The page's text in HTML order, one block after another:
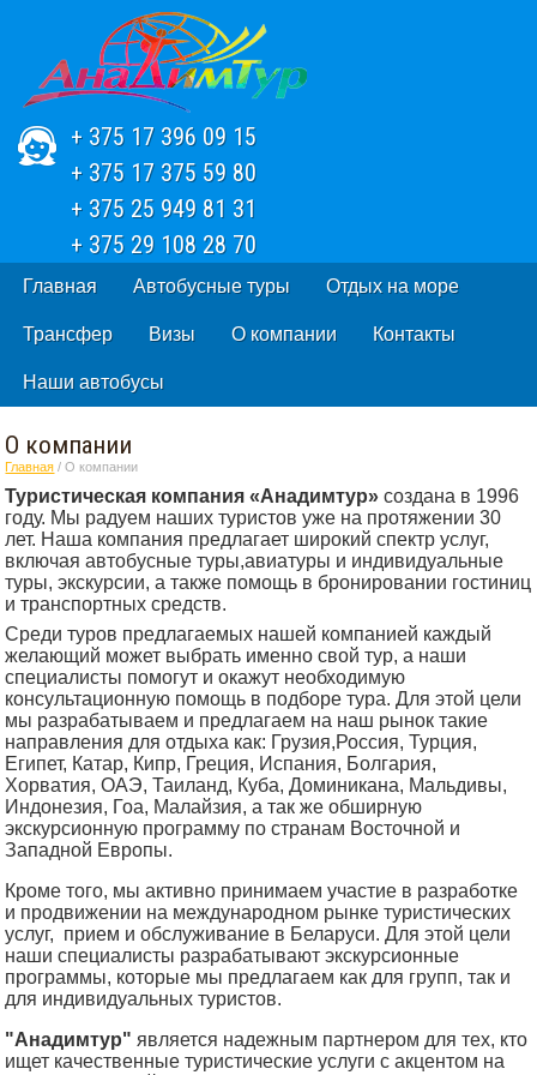
+ 375 17 396 09 15
+ 375 17 375 59 80
+ 375 25 949 81 31
+ 375 29 108 28 70
Главная Автобусные туры Отдых на море
Трансфер Визы О компании Контакты
Наши автобусы
О компании
Главная / О компании
Туристическая компания «Анадимтур» создана в 1996
году. Мы радуем наших туристов уже на протяжении 30
лет. Наша компания предлагает широкий спектр услуг,
включая автобусные туры,авиатуры и индивидуальные
туры, экскурсии, а также помощь в бронировании гостиниц
и транспортных средств.
Среди туров предлагаемых нашей компанией каждый
желающий может выбрать именно свой тур, а наши
специалисты помогут и окажут необходимую
консультационную помощь в подборе тура. Для этой цели
мы разрабатываем и предлагаем на наш рынок такие
направления для отдыха как: Грузия,Россия, Турция,
Египет, Катар, Кипр, Греция, Испания, Болгария,
Хорватия, ОАЭ, Таиланд, Куба, Доминикана, Мальдивы,
Индонезия, Гоа, Малайзия, а так же обширную
экскурсионную программу по странам Восточной и
Западной Европы.
Кроме того, мы активно принимаем участие в разработке
и продвижении на международном рынке туристических
услуг, прием и обслуживание в Беларуси. Для этой цели
наши специалисты разрабатывают экскурсионные
программы, которые мы предлагаем как для групп, так и
для индивидуальных туристов.
"Анадимтур" является надежным партнером для тех, кто
ищет качественные туристические услуги с акцентом на